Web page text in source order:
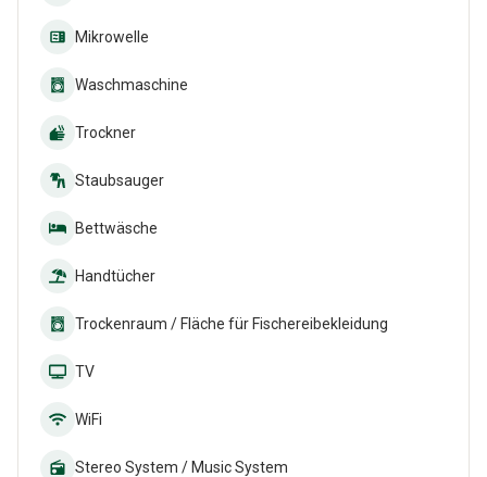
Mikrowelle
Waschmaschine
Trockner
Staubsauger
Bettwäsche
Handtücher
Trockenraum / Fläche für Fischereibekleidung
TV
WiFi
Stereo System / Music System